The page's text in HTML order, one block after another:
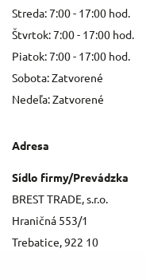
Streda: 7:00 - 17:00 hod.
Štvrtok: 7:00 - 17:00 hod.
Piatok: 7:00 - 17:00 hod.
Sobota: Zatvorené
Nedeľa: Zatvorené
Adresa
Sídlo firmy/Prevádzka
BREST TRADE, s.r.o.
Hraničná 553/1
Trebatice, 922 10